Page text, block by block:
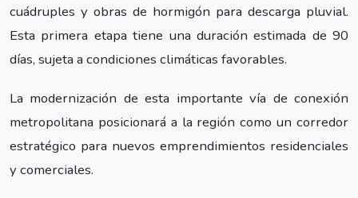
cuádruples y obras de hormigón para descarga pluvial.
Esta primera etapa tiene una duración estimada de 90
días, sujeta a condiciones climáticas favorables.
La modernización de esta importante vía de conexión
metropolitana posicionará a la región como un corredor
estratégico para nuevos emprendimientos residenciales
y comerciales.